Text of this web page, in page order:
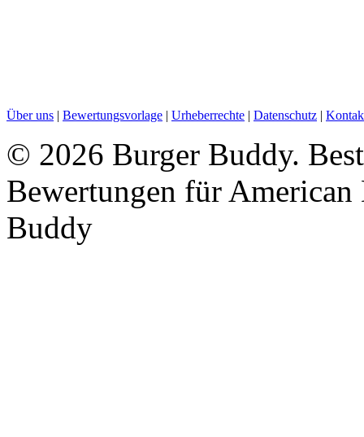
Über uns | Bewertungsvorlage | Urheberrechte | Datenschutz |
© 2026 Burger Buddy.
Bewertungen für
Buddy